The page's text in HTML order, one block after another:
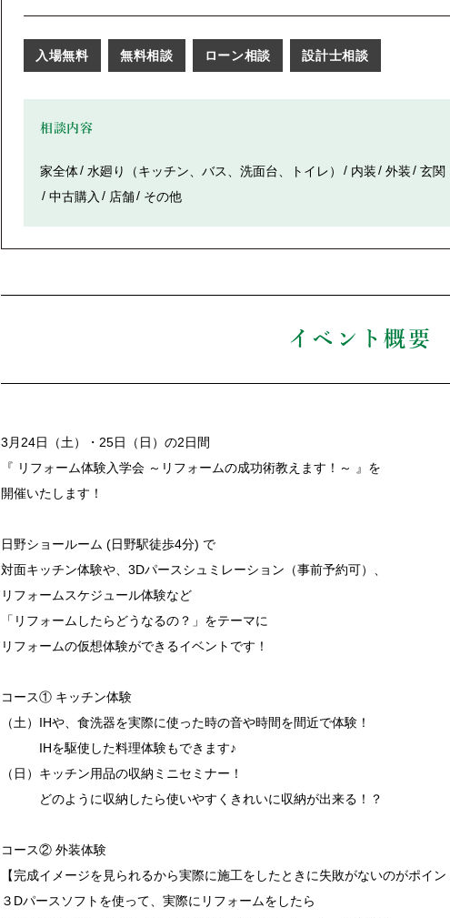
入場無料 無料相談 ローン相談 設計士相談
相談内容
家全体 水廻り（キッチン、バス、洗面台、トイレ） 内装 外装
玄関
中古購入
店舗 その他
イベント概要
3月24日（土）・25日（日）の2日間
『 リフォーム体験入学会 ～リフォームの成功術教えます！～ 』を
開催いたします！
日野ショールーム (日野駅徒歩4分) で
対面キッチン体験や、3Dパースシュミレーション（事前予約可）、
リフォームスケジュール体験など
「リフォームしたらどうなるの？」をテーマに
リフォームの仮想体験ができるイベントです！
コース① キッチン体験
（土）IHや、食洗器を実際に使った時の音や時間を間近で体験！
IHを駆使した料理体験もできます♪
（日）キッチン用品の収納ミニセミナー！
どのように収納したら使いやすくきれいに収納が出来る！？
コース② 外装体験
【完成イメージを見られるから実際に施工をしたときに失敗がないのがポイン
３Dパースソフトを使って、実際にリフォームをしたら